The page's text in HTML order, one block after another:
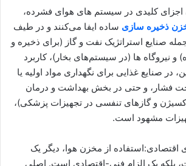
اجزای کلیدی در سیستم‌ های هوای فشرده،
ذخیره‌ سازی ساده ایفا می‌کنند و در طیف
صنایع استراتژیک نفت و گاز (برای ذخیره و
و نیروگاه‌ ها (در سیستم‌های بخار)، کاربرد
در صنایع غذایی برای نگهداری مواد اولیه یا
فشار، و حتی در بخش بهداشت و درمان
و گازهای تنفسی در تجهیزات پزشکی)،
مشهود است.
از مخزن هوا، دیگر یک
بلکه یک الزام فنی-اقتصادی است. اصلی‌